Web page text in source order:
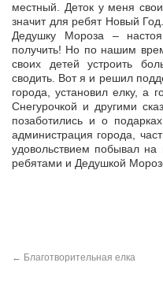
местный. Деток у меня
значит для ребят Новый
Дедушку Мороза –
получить! Но по нашим
своих детей устроить
сводить. Вот я и решил
города, установил елку, а
Снегурочкой и другими
позаботились и о
администрация города,
удовольствием побывал на
ребятами и Дедушкой
← Благотворительная елка